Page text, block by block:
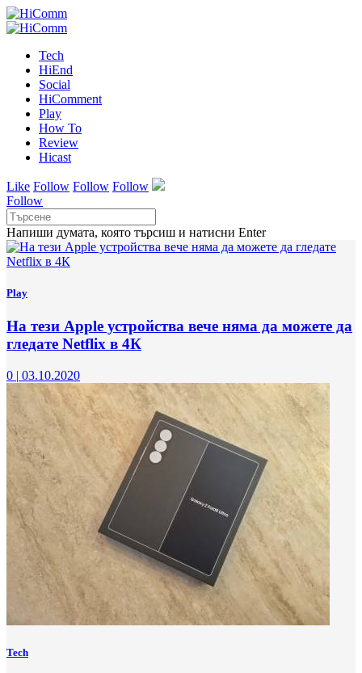
Tech
HiEnd
Social
HiComment
Play
How To
Review
Hicast
Like Follow Follow Follow
Follow
Напиши думата, която търсиш и натисни Enter
Play
На тези Apple устройства вече няма да можете да
гледате Netflix в 4К
0 | 03.10.2020
Tech